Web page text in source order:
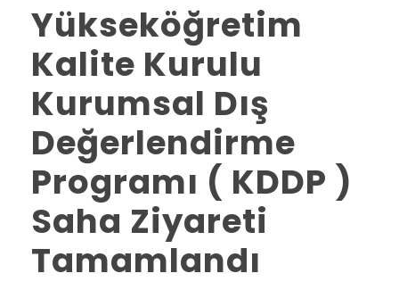
Yükseköğretim
Kalite Kurulu
Kurumsal Dış
Değerlendirme
Programı ( KDDP )
Saha Ziyareti
Tamamlandı